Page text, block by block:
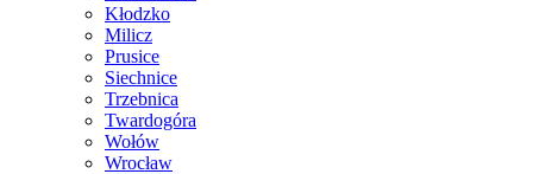
Kłodzko
Milicz
Prusice
Siechnice
Trzebnica
Twardogóra
Wołów
Wrocław